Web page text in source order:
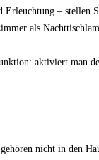
Erleuchtung – stellen
als
aktiviert man
nicht in den